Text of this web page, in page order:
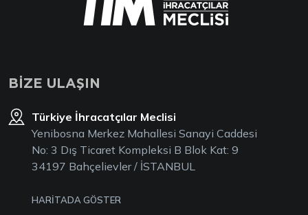
BİZE ULAŞIN
Türkiye İhracatçılar Meclisi
Yenibosna Merkez Mahallesi Sanayi Caddesi
No: 3 Dış Ticaret Kompleksi B Blok Kat: 9
34197 Bahçelievler / İSTANBUL
HARİTADA GÖSTER